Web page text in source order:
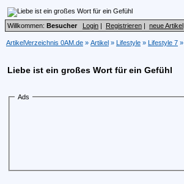
Willkommen: Besucher Login | Registrieren | neue Artikel
ArtikelVerzeichnis 0AM.de » Artikel » Lifestyle » Lifestyle 7 »
Liebe ist ein großes Wort für ein Gefühl
Ads